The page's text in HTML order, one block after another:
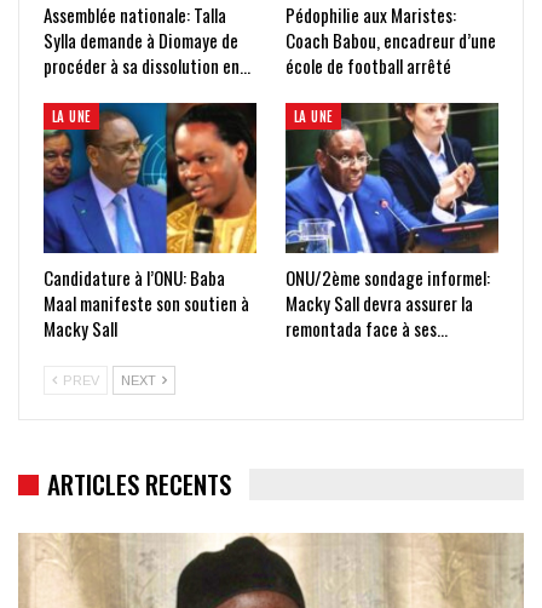
Assemblée nationale: Talla
Sylla demande à Diomaye de
procéder à sa dissolution en…
Pédophilie aux Maristes:
Coach Babou, encadreur d’une
école de football arrêté
LA UNE
Candidature à l’ONU: Baba
Maal manifeste son soutien à
Macky Sall
LA UNE
ONU/2ème sondage informel:
Macky Sall devra assurer la
remontada face à ses…
PREV NEXT
ARTICLES RECENTS